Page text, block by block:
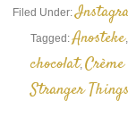
Filed Under:
Tagged:Anosteke
chocolat,
Stranger Things